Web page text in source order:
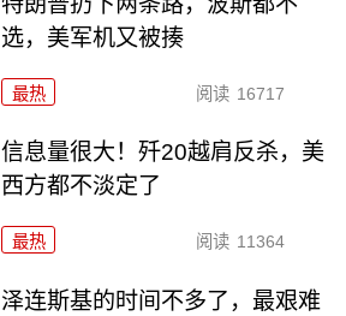
选，美军机又被揍
最热 阅读 16717
信息量很大！歼20越肩反杀，美
西方都不淡定了
最热 阅读 11364
泽连斯基的时间不多了，最艰难